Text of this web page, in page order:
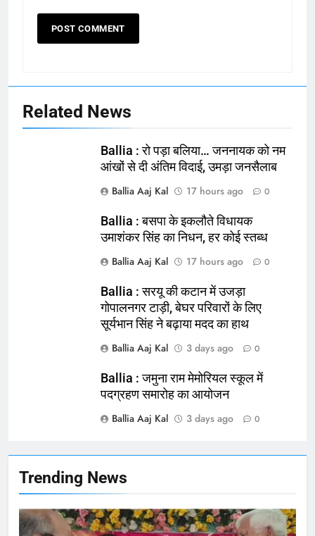
Trending News
Ballia : न्याय की मांग: सड़क पर उतरे
NATIONAL बलिया
बलिया को मिलेगी नई ट्रेन की सौगात
NATIONAL
166
Ballia : कर्ज के बोझ तले दबे कारोबारी ने
Related News
Ballia : रो पड़ा बलिया… जननायक को नम
आंखों से दी अंतिम विदाई, उमड़ा जनसैलाब
Ballia Aaj Kal
17 hours ago 0
Ballia : बसपा के इकलौते विधायक
उमाशंकर सिंह का निधन, हर कोई स्तब्ध
Ballia Aaj Kal
17 hours ago 0
Ballia : सरयू की कटान में उजड़ा
गोपालनगर टाड़ी, बेघर परिवारों के लिए
सूर्यभान सिंह ने बढ़ाया मदद का हाथ
Ballia Aaj Kal
3 days ago 0
Ballia : जमुना राम मेमोरियल स्कूल में
पदग्रहण समारोह का आयोजन
Ballia Aaj Kal
3 days ago 0